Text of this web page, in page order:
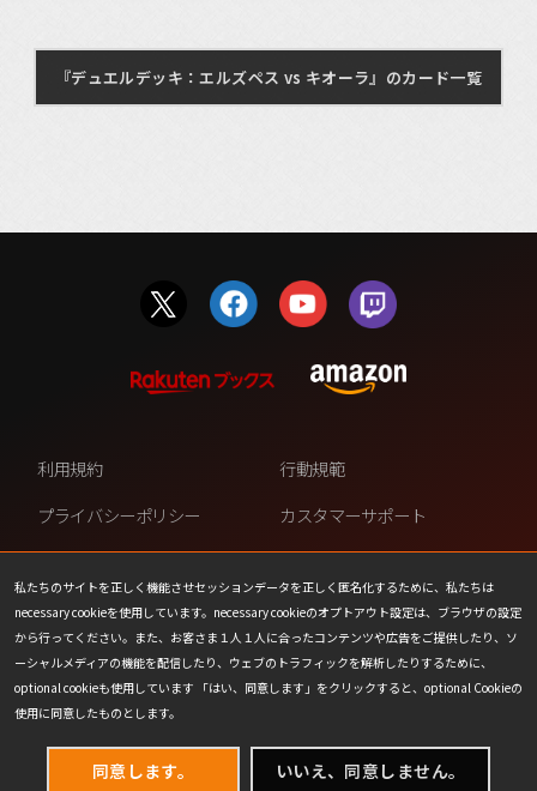
『デュエルデッキ：エルズペス vs キオーラ』のカード一覧
私たちのサイトを正しく機能させセッションデータを正しく匿名化するために、私たちは
necessary cookieを使用しています。necessary cookieのオプトアウト設定は、ブラウザの設定
から行ってください。また、お客さま１人１人に合ったコンテンツや広告をご提供したり、ソ
ーシャルメディアの機能を配信したり、ウェブのトラフィックを解析したりするために、
optional cookieも使用しています 「はい、同意します」をクリックすると、optional Cookieの
使用に同意したものとします。
同意します。 いいえ、同意しません。
利用規約
行動規範
プライバシーポリシー
カスタマーサポート
ファンコンテンツ・ポリシー
個人情報の販売や共有を許可し
ない
COOKIE
プレスリリース
会社情報
お問い合わせ